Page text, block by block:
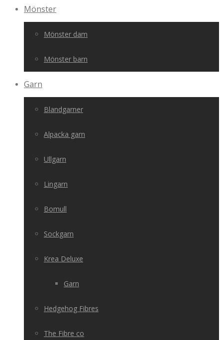
Mönster
Mönster dam
Mönster barn
Garn
Blandgarner
Alpacka garn
Ullgarn
Lingarn
Bomull
Sockgarn
Krea Deluxe
Garn
Hedgehog Fibres
The Fibre co